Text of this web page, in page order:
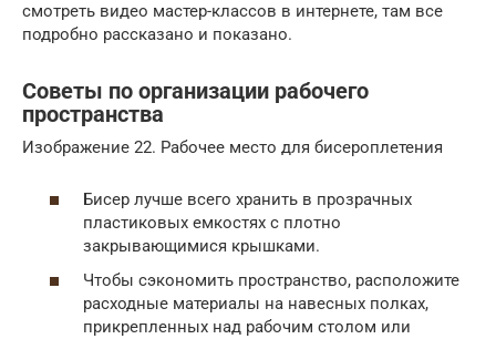
смотреть видео мастер-классов в интернете, там все
подробно рассказано и показано.
Советы по организации рабочего
пространства
Изображение 22. Рабочее место для бисероплетения
Бисер лучше всего хранить в прозрачных
пластиковых емкостях с плотно
закрывающимися крышками.
Чтобы сэкономить пространство, расположите
расходные материалы на навесных полках,
прикрепленных над рабочим столом или